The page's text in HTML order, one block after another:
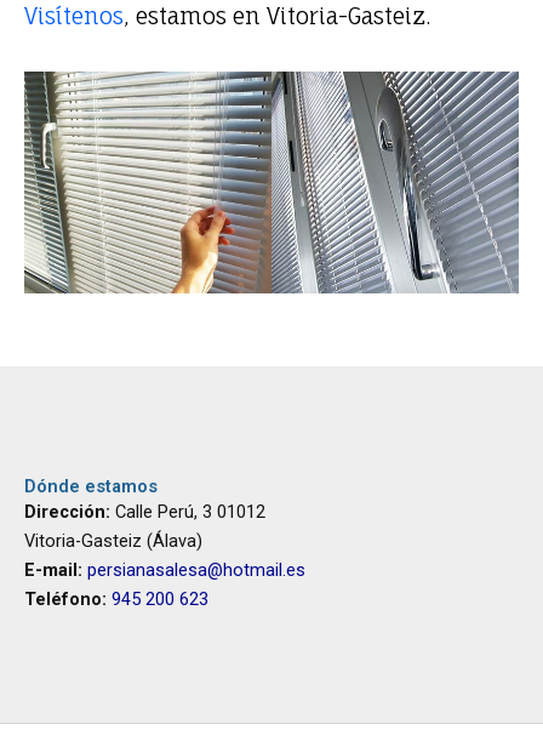
Visítenos, estamos en Vitoria-Gasteiz.
Dónde estamos
Dirección: Calle Perú, 3 01012
Vitoria-Gasteiz (Álava)
​E-mail: persianasalesa@hotmail.es
Teléfono: 945 200 623